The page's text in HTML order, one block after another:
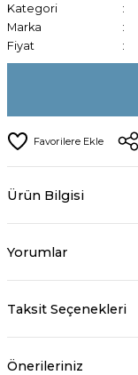
Kategori
Marka
Fiyat
Ürün Bilgisi
Yorumlar
Taksit Seçenekleri
Önerileriniz